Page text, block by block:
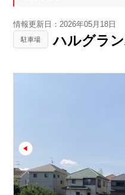
情報更新日：2026年05月18日
駐車場 ハルグラ